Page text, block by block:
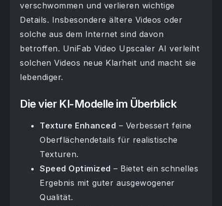
verschwommen und verlieren wichtige
Details. Insbesondere ältere Videos oder
solche aus dem Internet sind davon
betroffen. UniFab Video Upscaler AI verleiht
solchen Videos neue Klarheit und macht sie
lebendiger.
Die vier KI-Modelle im Überblick
Texture Enhanced – Verbessert feine
Oberflächendetails für realistische
Texturen.
Speed Optimized – Bietet ein schnelles
Ergebnis mit guter ausgewogener
Qualität.